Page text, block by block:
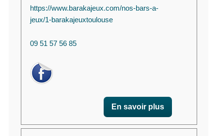
https://www.barakajeux.com/nos-bars-a-
jeux/1-barakajeuxtoulouse
09 51 57 56 85
En savoir plus